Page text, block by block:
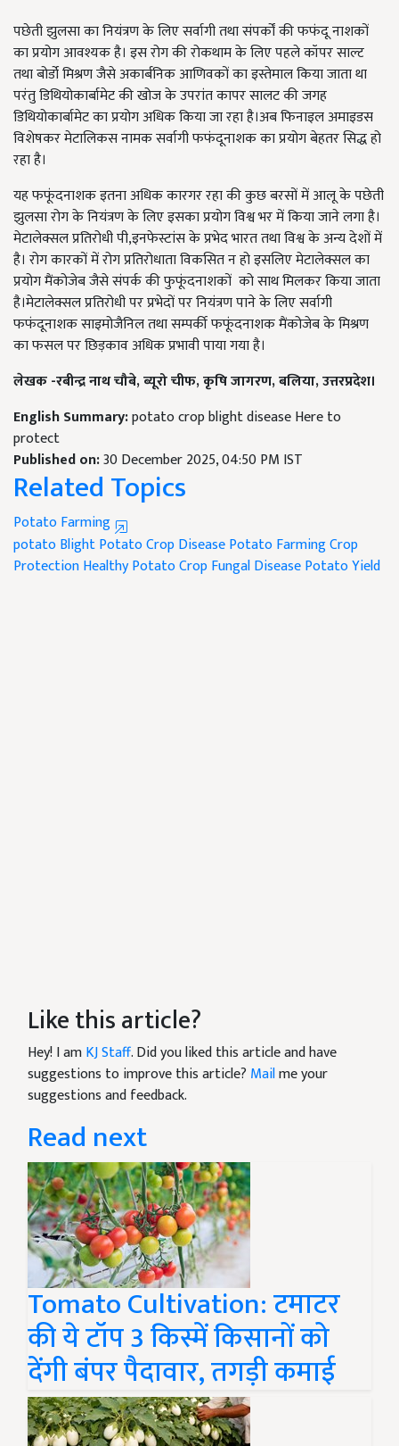
पछेती झुलसा का नियंत्रण के लिए सर्वागी तथा संपर्कों की फफंदू नाशकों
का प्रयोग आवश्यक है। इस रोग की रोकथाम के लिए पहले कॉपर साल्ट
तथा बोर्डो मिश्रण जैसे अकार्बनिक आणिवकों का इस्तेमाल किया जाता था
परंतु डिथियोकार्बामेट की खोज के उपरांत कापर सालट की जगह
डिथियोकार्बामेट का प्रयोग अधिक किया जा रहा है।अब फिनाइल अमाइडस
विशेषकर मेटालिकस नामक सर्वागी फफंदूनाशक का प्रयोग बेहतर सिद्ध हो
रहा है।
यह फफूंदनाशक इतना अधिक कारगर रहा की कुछ बरसों में आलू के पछेती
झुलसा रोग के नियंत्रण के लिए इसका प्रयोग विश्व भर में किया जाने लगा है।
मेटालेक्सल प्रतिरोधी पी,इनफेस्टांस के प्रभेद भारत तथा विश्व के अन्य देशों में
है। रोग कारकों में रोग प्रतिरोधाता विकसित न हो इसलिए मेटालेक्सल का
प्रयोग मैंकोजेब जैसे संपर्क की फुफूंदनाशकों को साथ मिलकर किया जाता
है।मेटालेक्सल प्रतिरोधी पर प्रभेदों पर नियंत्रण पाने के लिए सर्वागी
फफंदूनाशक साइमोजैनिल तथा सम्पर्की फफूंदनाशक मैंकोजेब के मिश्रण
का फसल पर छिड़काव अधिक प्रभावी पाया गया है।
लेखक -रबीन्द्र नाथ चौबे, ब्यूरो चीफ, कृषि जागरण, बलिया, उत्तरप्रदेश।
English Summary:potato crop blight disease Here to
protect
Published on:30 December 2025, 04:50 PM IST
Related Topics
Potato Farming
potato BlightPotato Crop DiseasePotato Farming Crop
ProtectionHealthy Potato CropFungal DiseasePotato Yield
Like this article?
Hey! I amKJ Staff. Did you liked this article and have
suggestions to improve this article? Mailme your
suggestions and feedback.
Read next
Tomato Cultivation: टमाटर
की ये टॉप 3 किस्में किसानों को
देंगी बंपर पैदावार, तगड़ी कमाई